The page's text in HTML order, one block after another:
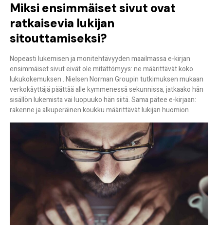
Miksi ensimmäiset sivut ovat
ratkaisevia lukijan
sitouttamiseksi?
Nopeasti lukemisen ja monitehtävyyden maailmassa e-kirjan
ensimmäiset sivut eivät ole mitättömyys:ne määrittävät koko
lukukokemuksen . Nielsen Norman Groupin tutkimuksen mukaan
verkokäyttäjä päättää alle kymmenessä sekunnissa, jatkaako hän
sisällön lukemista vai luopuuko hän siitä. Sama pätee e-kirjaan:
rakenne ja alkuperäinen koukku määrittävät lukijan huomion.